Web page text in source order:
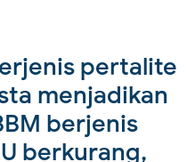
pertalite
menjadikan
berjenis
berkurang,